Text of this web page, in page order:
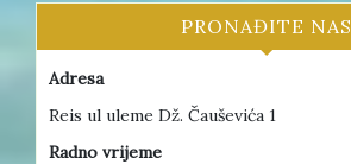
PRONAĐITE NAS
Adresa
Reis ul uleme Dž. Čauševića 1
Radno vrijeme